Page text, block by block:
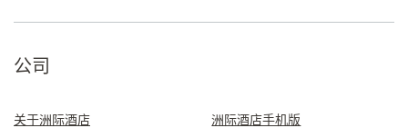
公司
关于洲际酒店
洲际酒店手机版